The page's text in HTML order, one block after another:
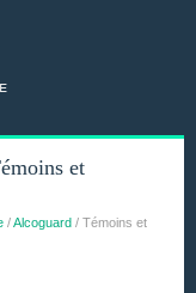
et
/Alcoguard / Témoins et